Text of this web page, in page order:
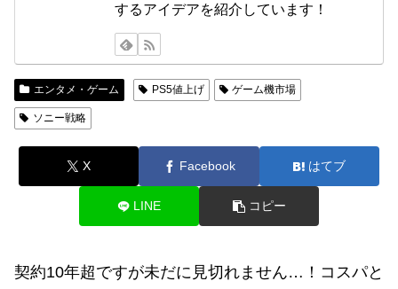
するアイデアを紹介しています！
エンタメ・ゲーム PS5値上げ ゲーム機市場
ソニー戦略
X Facebook はてブ
LINE コピー
契約10年超ですが未だに見切れません…！コスパと